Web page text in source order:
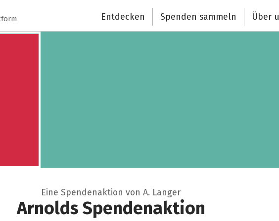
Entdecken Spenden sammeln Über
Eine Spendenaktion von A. Langer
Arnolds Spendenaktion
Schließen